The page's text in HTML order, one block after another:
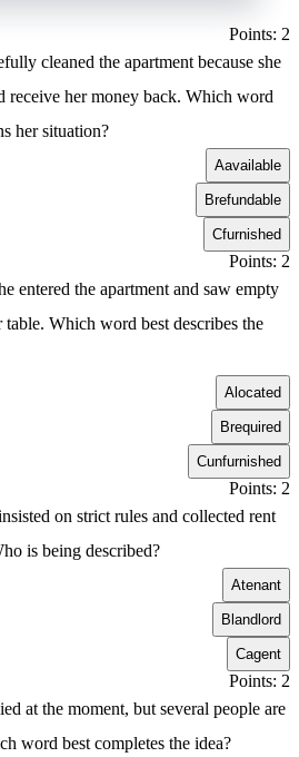
Points: 2
cleaned the apartment because she
receive her money back. Which word
her situation?
Aavailable
Brefundable
Cfurnished
Points: 2
entered the apartment and saw empty
table. Which word best describes the
Alocated
Brequired
Cunfurnished
Points: 2
on strict rules and collected rent
is being described?
Atenant
Blandlord
Cagent
Points: 2
at the moment, but several people are
word best completes the idea?